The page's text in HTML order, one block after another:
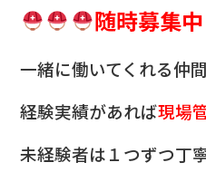
随時募集中
一緒に働いてくれる仲
経験実績があれば現場
未経験者は１つずつ丁